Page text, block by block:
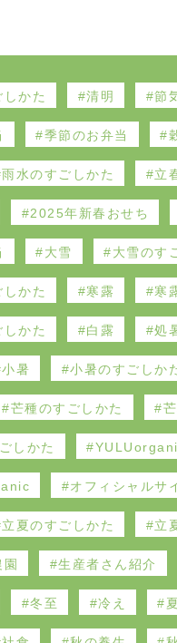
かた 清明 節
季節のお弁当
雨水のすごしかた 立
2025年新春おせち
大雪 大雪のす
かた 寒露 寒
かた 白露 処
小暑 小暑のすごしか
芒種のすごしかた
しかた
オフィシャルサ
立夏のすごしかた 立
生産者さん紹介
冬至 冷え